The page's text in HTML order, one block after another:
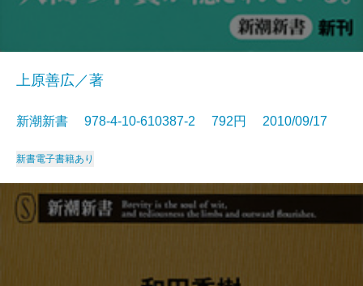
上原善広／著
新潮新書 978-4-10-610387-2 792円 2010/09/17
新書電子書籍あり